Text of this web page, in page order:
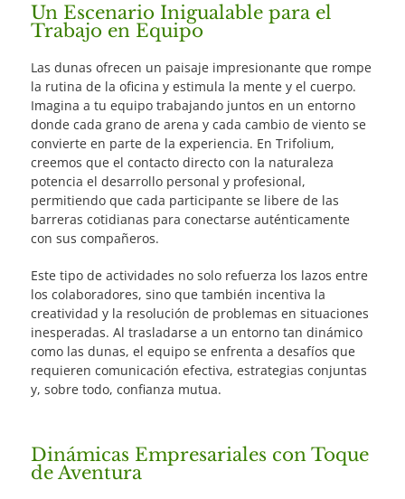
Un Escenario Inigualable para el
Trabajo en Equipo
Las dunas ofrecen un paisaje impresionante que rompe
la rutina de la oficina y estimula la mente y el cuerpo.
Imagina a tu equipo trabajando juntos en un entorno
donde cada grano de arena y cada cambio de viento se
convierte en parte de la experiencia. En Trifolium,
creemos que el contacto directo con la naturaleza
potencia el desarrollo personal y profesional,
permitiendo que cada participante se libere de las
barreras cotidianas para conectarse auténticamente
con sus compañeros.
Este tipo de actividades no solo refuerza los lazos entre
los colaboradores, sino que también incentiva la
creatividad y la resolución de problemas en situaciones
inesperadas. Al trasladarse a un entorno tan dinámico
como las dunas, el equipo se enfrenta a desafíos que
requieren comunicación efectiva, estrategias conjuntas
y, sobre todo, confianza mutua.
Dinámicas Empresariales con Toque
de Aventura